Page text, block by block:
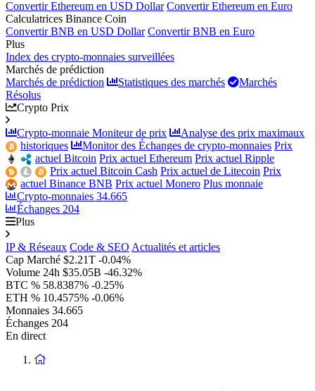
Convertir Ethereum en USD Dollar Convertir Ethereum en Euro
Calculatrices Binance Coin
Convertir BNB en USD Dollar Convertir BNB en Euro
Plus
Index des crypto-monnaies surveillées
Marchés de prédiction
Marchés de prédiction
Statistiques des marchés
Marchés
Résolus
Crypto Prix
Crypto-monnaie Moniteur de prix
Analyse des prix maximaux
historiques
Monitor des Échanges de crypto-monnaies Prix
actuel Bitcoin Prix actuel Ethereum Prix actuel Ripple
Prix actuel Bitcoin Cash Prix actuel de Litecoin Prix
actuel Binance BNB Prix actuel Monero Plus monnaie
Crypto-monnaies 34.665
Échanges 204
Plus
IP & Réseaux Code & SEO Actualités et articles
Cap Marché $2.21T -0.04%
Volume 24h $35.05B -46.32%
BTC % 58.8387% -0.25%
ETH % 10.4575% -0.06%
Monnaies 34.665
Échanges 204
En direct